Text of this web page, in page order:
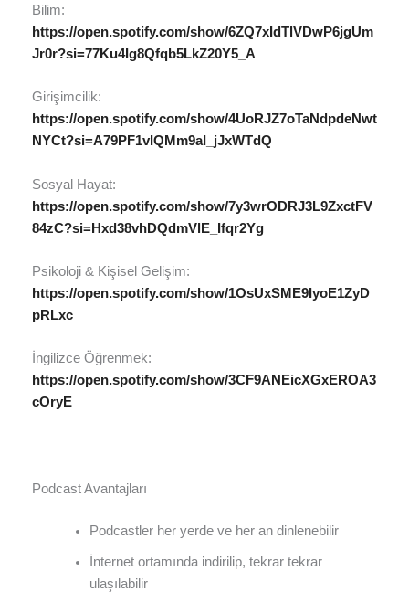
Bilim:
https://open.spotify.com/show/6ZQ7xIdTlVDwP6jgUm
Jr0r?si=77Ku4Ig8Qfqb5LkZ20Y5_A
Girişimcilik:
https://open.spotify.com/show/4UoRJZ7oTaNdpdeNwt
NYCt?si=A79PF1vIQMm9aI_jJxWTdQ
Sosyal Hayat:
https://open.spotify.com/show/7y3wrODRJ3L9ZxctFV
84zC?si=Hxd38vhDQdmVlE_Ifqr2Yg
Psikoloji & Kişisel Gelişim:
https://open.spotify.com/show/1OsUxSME9IyoE1ZyD
pRLxc
İngilizce Öğrenmek:
https://open.spotify.com/show/3CF9ANEicXGxEROA3
cOryE
Podcast Avantajları
Podcastler her yerde ve her an dinlenebilir
İnternet ortamında indirilip, tekrar tekrar
ulaşılabilir